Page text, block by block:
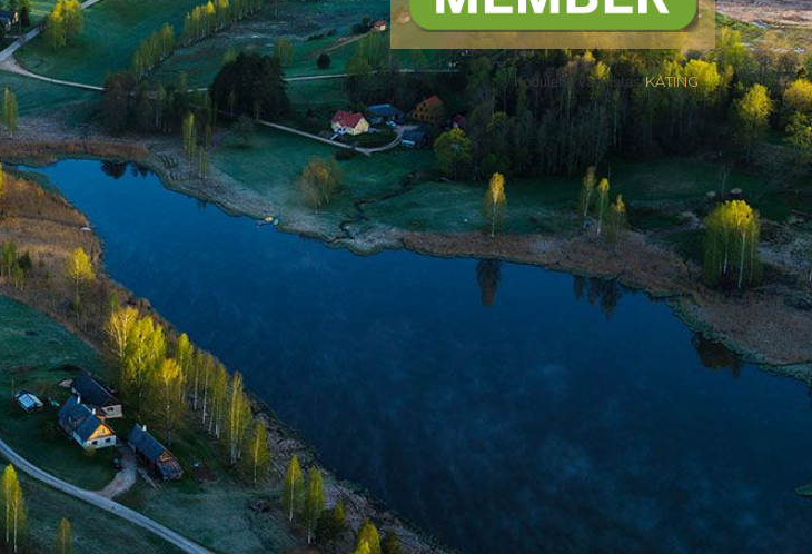
Kodulehe valmistasKATING